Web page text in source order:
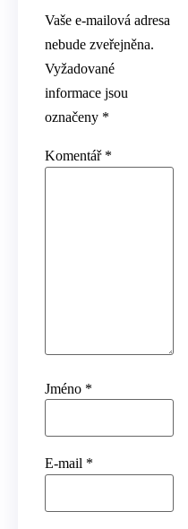
Vaše e-mailová adresa
nebude zveřejněna.
Vyžadované
informace jsou
označeny *
Komentář *
Jméno *
E-mail *